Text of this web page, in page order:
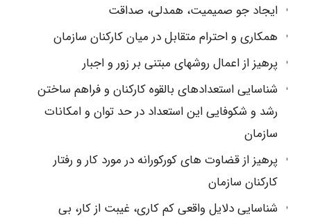
ایجاد جو صمیمیت، همدلی، صداقت
همکاری و احترام متقابل در میان کارکنان سازمان
پرهیز از اعمال روشهای مبتنی بر زور و اجبار
شناسایی استعدادهای بالقوه کارکنان و فراهم ساختن
رشد و شکوفایی این استعداد در حد توان و امکانات
سازمان
پرهیز از قضاوت های کورکورانه در مورد کار و رفتار
کارکنان سازمان
شناسایی دلایل واقعی کم کاری، غیبت از کار، بی